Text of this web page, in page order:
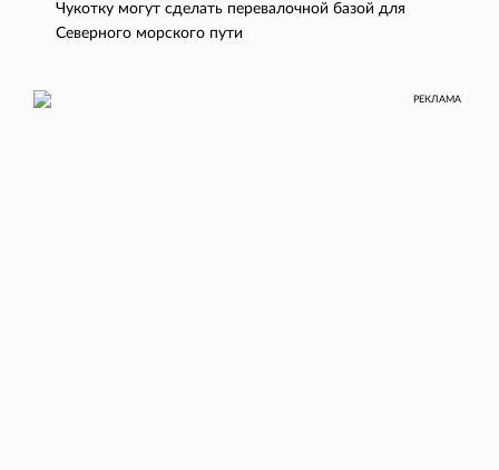
Чукотку могут сделать перевалочной базой для
Северного морского пути
РЕКЛАМА